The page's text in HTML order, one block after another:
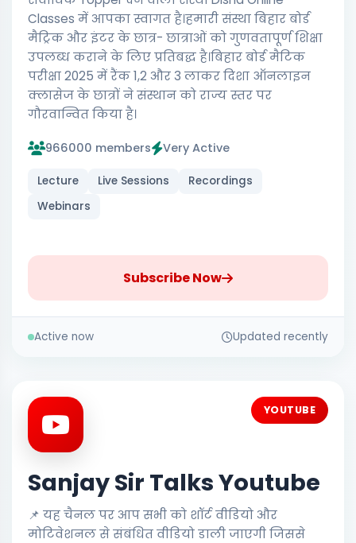
Classes में आपका स्वागत है।हमारी संस्था बिहार बोर्ड
मैट्रिक और इंटर के छात्र- छात्राओं को गुणवतापूर्ण शिक्षा
उपलब्ध कराने के लिए प्रतिबद्ध है।बिहार बोर्ड मैटिक
परीक्षा 2025 में रैंक 1,2 और 3 लाकर दिशा ऑनलाइन
क्लासेज के छात्रों ने संस्थान को राज्य स्तर पर
गौरवान्वित किया है।
966000 members Very Active
Lecture Live Sessions
Recordings
Webinars
Subscribe Now
Active now Updated recently
YOUTUBE
Sanjay Sir Talks Youtube
📌 यह चैनल पर आप सभी को शॉर्ट वीडियो और
मोटिवेशनल से संबंधित वीडियो डाली जाएगी जिससे